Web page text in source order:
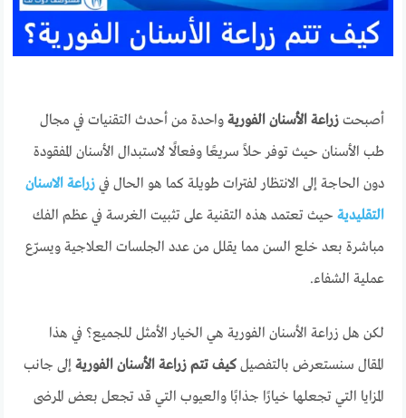
أصبحتزراعة الأسنان الفورية واحدة من أحدث التقنيات في مجال
طب الأسنان حيث توفر حلاً سريعًا وفعالًا لاستبدال الأسنان المفقودة
دون الحاجة إلى الانتظار لفترات طويلة كما هو الحال فيزراعة الاسنان
التقليدية حيث تعتمد هذه التقنية على تثبيت الغرسة في عظم الفك
مباشرة بعد خلع السن مما يقلل من عدد الجلسات العلاجية ويسرّع
عملية الشفاء.
لكن هل زراعة الأسنان الفورية هي الخيار الأمثل للجميع؟ في هذا
المقال سنستعرض بالتفصيلكيف تتم زراعة الأسنان الفورية إلى جانب
المزايا التي تجعلها خيارًا جذابًا والعيوب التي قد تجعل بعض المرضى